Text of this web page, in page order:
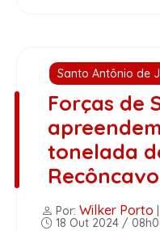
Santo Antônio de
Forças de
tonelada
Por: Wilker Porto
18 Out 2024 /